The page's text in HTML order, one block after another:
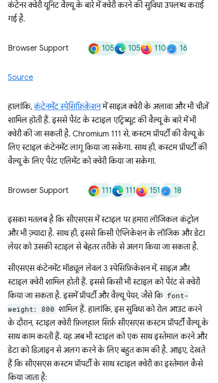
कंटेनर क्वेरी यूनिट वैल्यू के बारे में क्वेरी करने की सुविधा उपलब्ध कराई
गई है.
Browser Support 105 105 110 16
Source
हालांकि,कंटेनमेंट स्पेसिफ़िकेशनमें साइज़ क्वेरी के अलावा और भी चीज़ें
शामिल होती हैं. इससे पैरंट के स्टाइल एट्रिब्यूट की वैल्यू के बारे में भी
क्वेरी की जा सकती है. Chromium 111 से, कस्टम प्रॉपर्टी की वैल्यू के
लिए स्टाइल कंटेनमेंट लागू किया जा सकेगा. साथ ही, कस्टम प्रॉपर्टी की
वैल्यू के लिए पैरंट एलिमेंट को क्वेरी किया जा सकेगा.
Browser Support 111 111 151 18
इसका मतलब है कि सीएसएस में स्टाइल पर हमारा लॉजिकल कंट्रोल
और भी ज़्यादा है. साथ ही, इससे किसी ऐप्लिकेशन के लॉजिक और डेटा
लेयर को उसकी स्टाइल से बेहतर तरीके से अलग किया जा सकता है.
सीएसएस कंटेनमेंट मॉड्यूल लेवल 3 स्पेसिफ़िकेशन में, साइज़ और
स्टाइल क्वेरी शामिल होती हैं. इससे किसी भी स्टाइल को पैरंट से क्वेरी
किया जा सकता है. इसमें प्रॉपर्टी और वैल्यू पेयर, जैसे कि font-
weight: 800 शामिल हैं. हालांकि, इस सुविधा को रोल आउट करने
के दौरान, स्टाइल क्वेरी फ़िलहाल सिर्फ़ सीएसएस कस्टम प्रॉपर्टी वैल्यू के
साथ काम करती हैं. यह अब भी स्टाइल को एक साथ इस्तेमाल करने और
डेटा को डिज़ाइन से अलग करने के लिए बहुत काम की है. आइए, देखते
हैं कि सीएसएस कस्टम प्रॉपर्टी के साथ स्टाइल क्वेरी का इस्तेमाल कैसे
किया जाता है: